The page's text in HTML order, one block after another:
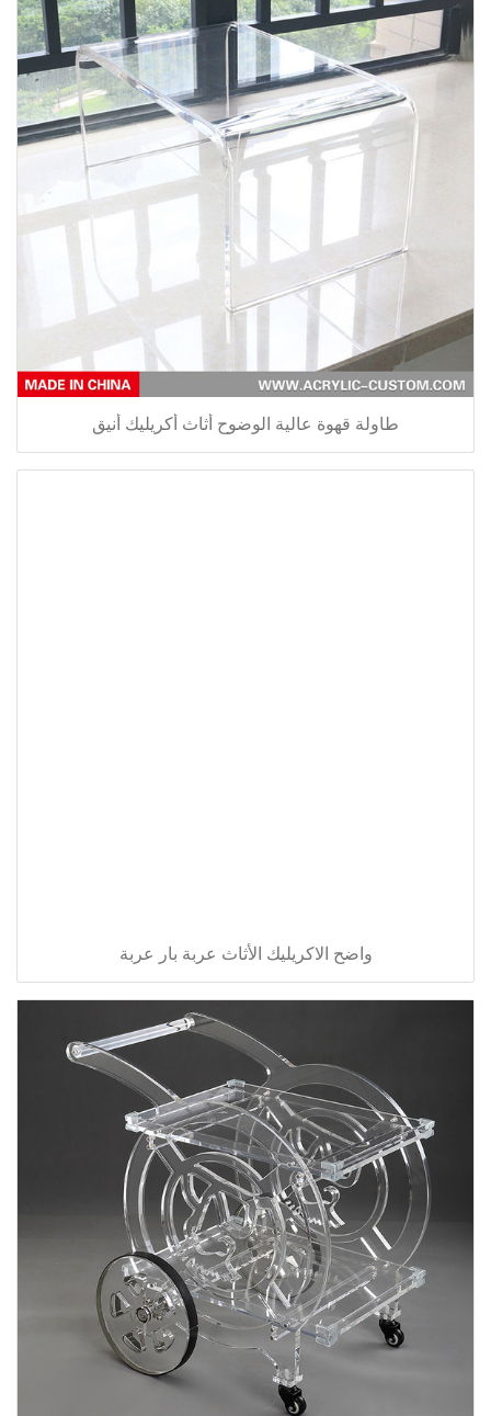
طاولة قهوة عالية الوضوح أثاث أكريليك أنيق
واضح الاكريليك الأثاث عربة بار عربة